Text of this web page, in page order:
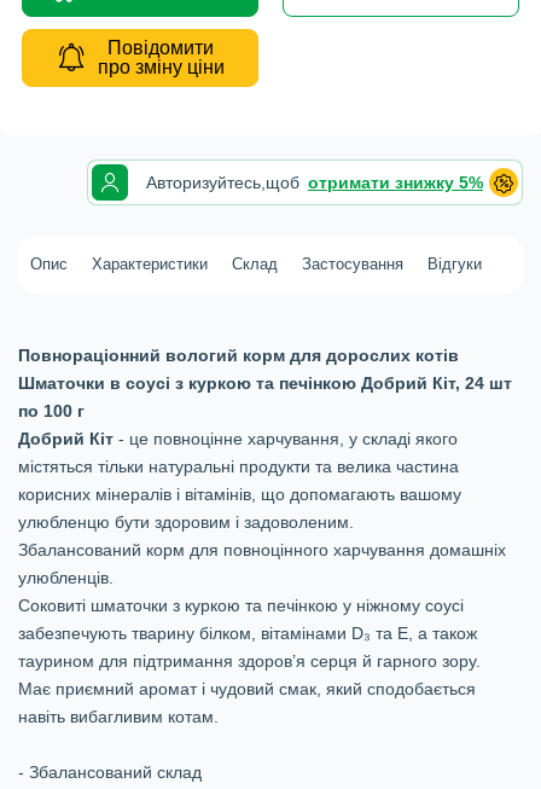
Повідомити
про зміну ціни
Авторизуйтесь, щоб отримати знижку 5%
Опис Характеристики Склад Застосування Відгуки
Повнораціонний вологий корм для дорослих котів
Шматочки в соусі з куркою та печінкою Добрий Кіт, 24 шт
по 100 г
Добрий Кіт - це повноцінне харчування, у складі якого
містяться тільки натуральні продукти та велика частина
корисних мінералів і вітамінів, що допомагають вашому
улюбленцю бути здоровим і задоволеним.
Збалансований корм для повноцінного харчування домашніх
улюбленців.
Соковиті шматочки з куркою та печінкою у ніжному соусі
забезпечують тварину білком, вітамінами D₃ та Е, а також
таурином для підтримання здоров’я серця й гарного зору.
Має приємний аромат і чудовий смак, який сподобається
навіть вибагливим котам.
- Збалансований склад